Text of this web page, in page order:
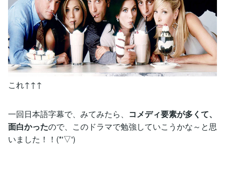
これ↑↑↑
一回日本語字幕で、みてみたら、 コメディ要素が多くて、
面白かったので、このドラマで勉強していこうかな～と思
いました！！(*'▽')